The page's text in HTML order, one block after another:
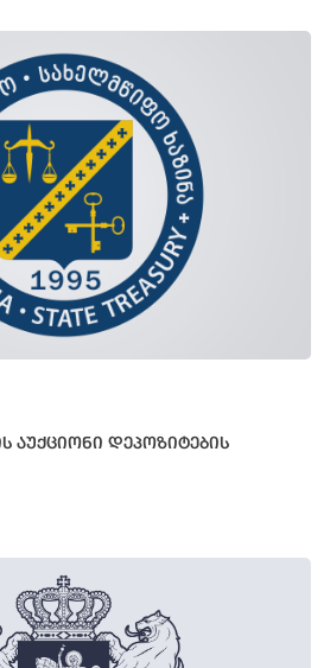
აუქციონი დეპოზიტების